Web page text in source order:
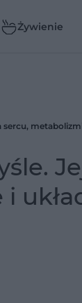
Żywienie